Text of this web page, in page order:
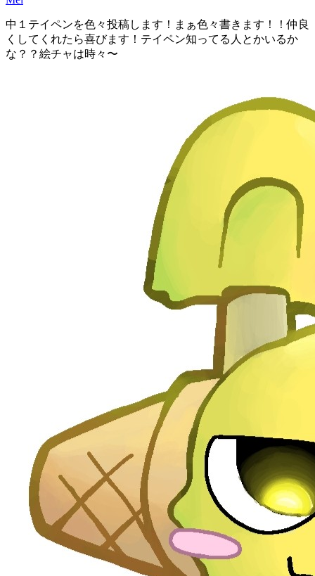
中１テイペンを色々投稿します！まぁ色々書きます！！仲良
くしてくれたら喜びます！テイペン知ってる人とかいるか
な？？絵チャは時々〜